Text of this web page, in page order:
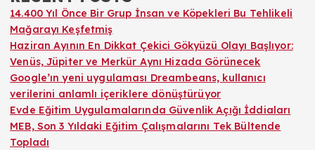
a
y
f
a
14.400 Yıl Önce Bir Grup İnsan ve Köpekleri Bu Tehlikeli
Mağarayı Keşfetmiş
Haziran Ayının En Dikkat Çekici Gökyüzü Olayı Başlıyor:
Venüs, Jüpiter ve Merkür Aynı Hizada Görünecek
Google’ın yeni uygulaması Dreambeans, kullanıcı
verilerini anlamlı içeriklere dönüştürüyor
Evde Eğitim Uygulamalarında Güvenlik Açığı İddiaları
MEB, Son 3 Yıldaki Eğitim Çalışmalarını Tek Bültende
Topladı